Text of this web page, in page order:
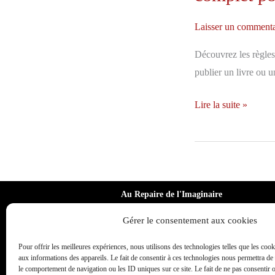
Gérer le consentement aux cookies
Pour offrir les meilleures expériences, nous utilisons des technologies telles que les
aux informations des appareils. Le fait de consentir à ces technologies nous permettra
le comportement de navigation ou les ID uniques sur ce site. Le fait de ne pas consentir
Laisser un
Découvrez les
publier un livre ou
Règles
et
page
:
le
Lire la suite »
Au Repaire de l'Imaginaire
07.82.88.55.91
delphine.humbert@aurepairedelimaginaire.f
r